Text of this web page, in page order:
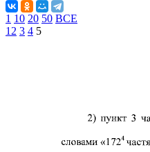
1 10 20 50 ВСЕ
1 2 3 4 5